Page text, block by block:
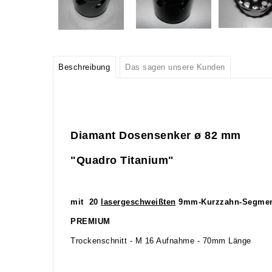
Beschreibung Das sagen unsere Kunden
Diamant Dosensenker ø 82 mm
"Quadro Titanium"
mit 20 lasergeschweißten 9mm-Kurzzahn-
PREMIUM
Trockenschnitt - M 16 Aufnahme - 70mm Länge